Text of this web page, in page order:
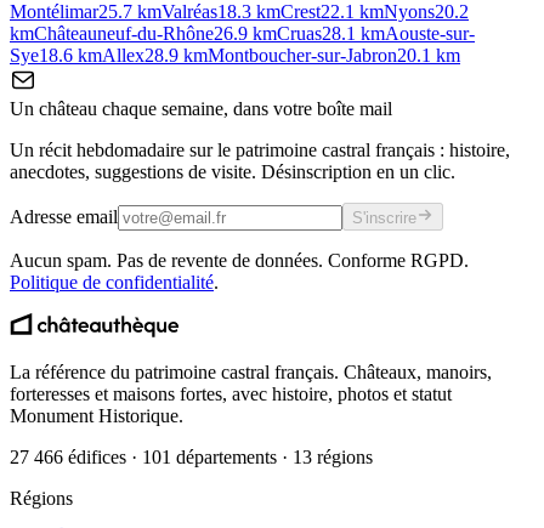
Montélimar25.7 kmValréas18.3 kmCrest22.1 kmNyons20.2
kmChâteauneuf-du-Rhône26.9 kmCruas28.1 kmAouste-sur-
Sye18.6 kmAllex28.9 kmMontboucher-sur-Jabron20.1 km
Un château chaque semaine, dans votre boîte mail
Un récit hebdomadaire sur le patrimoine castral français : histoire,
anecdotes, suggestions de visite. Désinscription en un clic.
Adresse email S'inscrire
Aucun spam. Pas de revente de données. Conforme RGPD.
Politique de confidentialité.
La référence du patrimoine castral français. Châteaux, manoirs,
forteresses et maisons fortes, avec histoire, photos et statut
Monument Historique.
27 466 édifices · 101 départements · 13 régions
Régions